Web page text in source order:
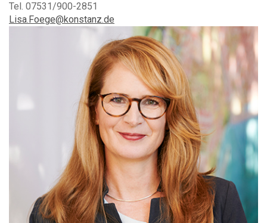
Tel. 07531/900-2851
Lisa.Foege@konstanz.de